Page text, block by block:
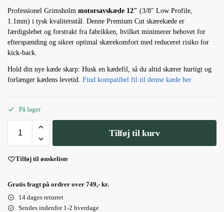
Professionel Grimsholm motorsavskæde 12″ (3/8″ Low Profile,
1.1mm) i tysk kvalitetsstål. Denne Premium Cut skærekæde er
færdigslebet og forstrakt fra fabrikken, hvilket minimerer behovet for
efterspænding og sikrer optimal skærekomfort med reduceret risiko for
kick-back.
Hold din nye kæde skarp: Husk en kædefil, så du altid skærer hurtigt og
forlænger kædens levetid. Find kompatibel fil til denne kæde her
På lager
Tilføj til kurv
Tilføj til ønskeliste
Gratis fragt på ordrer over 749,- kr.
14 dages returret
Sendes indenfor 1-2 hverdage